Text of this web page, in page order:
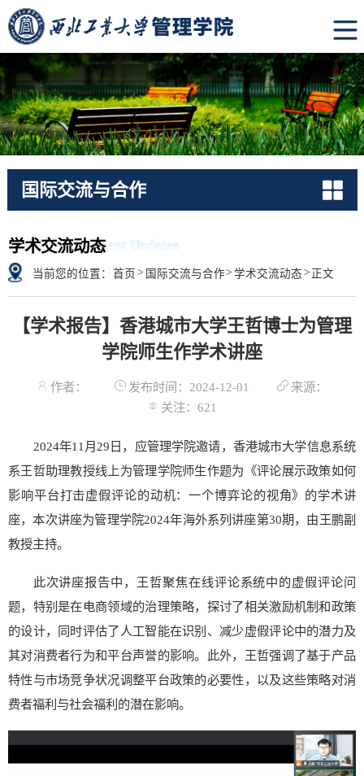
国际交流与合作
学术交流动态
Global Engagement Updates
当前您的位置： 首页 > 国际交流与合作> 学术交流动态 > 正文
【学术报告】香港城市大学王哲博士为管理
学院师生作学术讲座
作者： 发布时间：2024-12-01
来源：
关注： 621
2024年11月29日，应管理学院邀请，香港城市大学信息系统
系王哲助理教授线上为管理学院师生作题为《评论展示政策如何
影响平台打击虚假评论的动机：一个博弈论的视角》的学术讲
座，本次讲座为管理学院2024年海外系列讲座第30期，由王鹏副
教授主持。
此次讲座报告中，王哲聚焦在线评论系统中的虚假评论问
题，特别是在电商领域的治理策略，探讨了相关激励机制和政策
的设计，同时评估了人工智能在识别、减少虚假评论中的潜力及
其对消费者行为和平台声誉的影响。此外，王哲强调了基于产品
特性与市场竞争状况调整平台政策的必要性，以及这些策略对消
费者福利与社会福利的潜在影响。